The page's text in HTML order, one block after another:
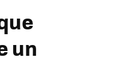
un